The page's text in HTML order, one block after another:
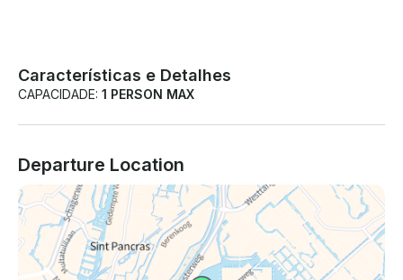
Características e Detalhes
CAPACIDADE: 1 PERSON MAX
Departure Location